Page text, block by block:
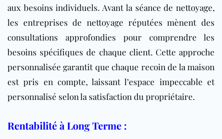
aux besoins individuels. Avant la séance de nettoyage,
les entreprises de nettoyage réputées mènent des
consultations approfondies pour comprendre les
besoins spécifiques de chaque client. Cette approche
personnalisée garantit que chaque recoin de la maison
est pris en compte, laissant l’espace impeccable et
personnalisé selon la satisfaction du propriétaire.
Rentabilité à Long Terme :